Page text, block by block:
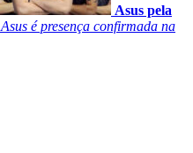
Asus pela
Asus é presença confirmada na